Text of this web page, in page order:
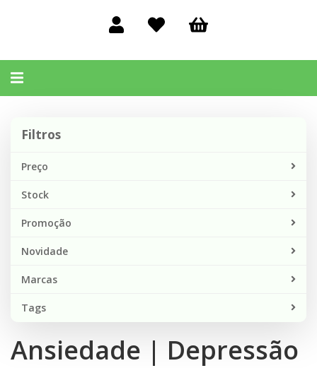
Alternar
Filtros
Preço
Stock
Promoção
Novidade
Marcas
Tags
Ansiedade | Depressão